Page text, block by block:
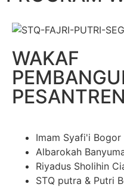
WAKAF
Imam Syafi'i Bogor
Albarokah
Riyadus Sholihin
STQ putra & Putri